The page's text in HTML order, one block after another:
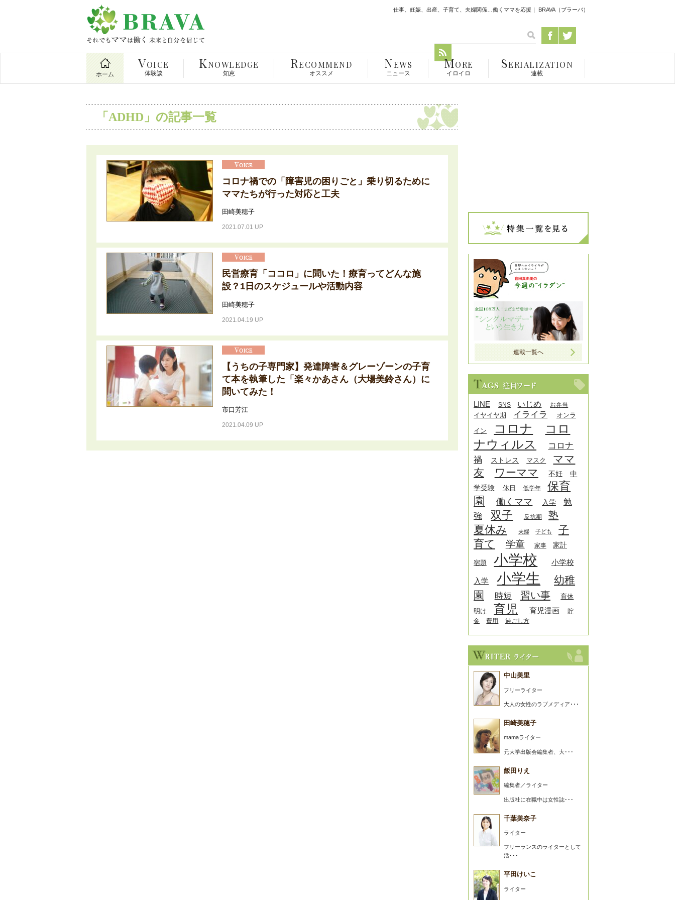
仕事、妊娠、出産、子育て、夫婦関係…働くママを応援｜ BRAVA（ブラーバ）
ホーム
VOICE
体験談
KNOWLEDGE
知恵
RECOMMEND
オススメ
NEWS
ニュース
MORE
イロイロ
SERIALIZATION
連載
「ADHD」の記事一覧
コロナ禍での「障害児の困りごと」乗り切るために
ママたちが行った対応と工夫
田崎美穂子
2021.07.01 UP
民営療育「ココロ」に聞いた！療育ってどんな施
設？1日のスケジュールや活動内容
田崎美穂子
2021.04.19 UP
【うちの子専門家】発達障害＆グレーゾーンの子育
て本を執筆した「楽々かあさん（大場美鈴さん）に
聞いてみた！
市口芳江
2021.04.09 UP
連載一覧へ
LINE SNS いじめ お弁当
イヤイヤ期 イライラ オンラ
イン コロナ
コロ
ナウィルス
コロナ
禍
ストレス マスク
ママ
友
ワーママ 不妊
中
学受験
休日 低学年
保育
園
働くママ 入学
勉
強
双子 反抗期 塾
夏休み 夫婦 子ども
子
育て
学童 家事 家計
宿題 小学校 小学校
入学 小学生
幼稚
園
時短 習い事
育休
明け
育児 育児漫画
貯
金
費用 過ごし方
中山美里
フリーライター
大人の女性のラブメディア･･･
田崎美穂子
mamaライター
元大学出版会編集者、大･･･
飯田りえ
編集者／ライター
出版社に在職中は女性誌･･･
千葉美奈子
ライター
フリーランスのライターとして
活･･･
平田けいこ
ライター